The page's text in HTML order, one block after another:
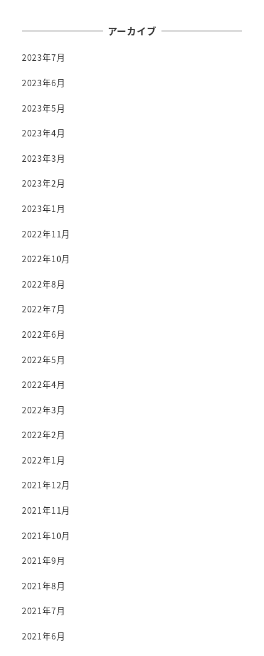
アーカイブ
2023年7月
2023年6月
2023年5月
2023年4月
2023年3月
2023年2月
2023年1月
2022年11月
2022年10月
2022年8月
2022年7月
2022年6月
2022年5月
2022年4月
2022年3月
2022年2月
2022年1月
2021年12月
2021年11月
2021年10月
2021年9月
2021年8月
2021年7月
2021年6月